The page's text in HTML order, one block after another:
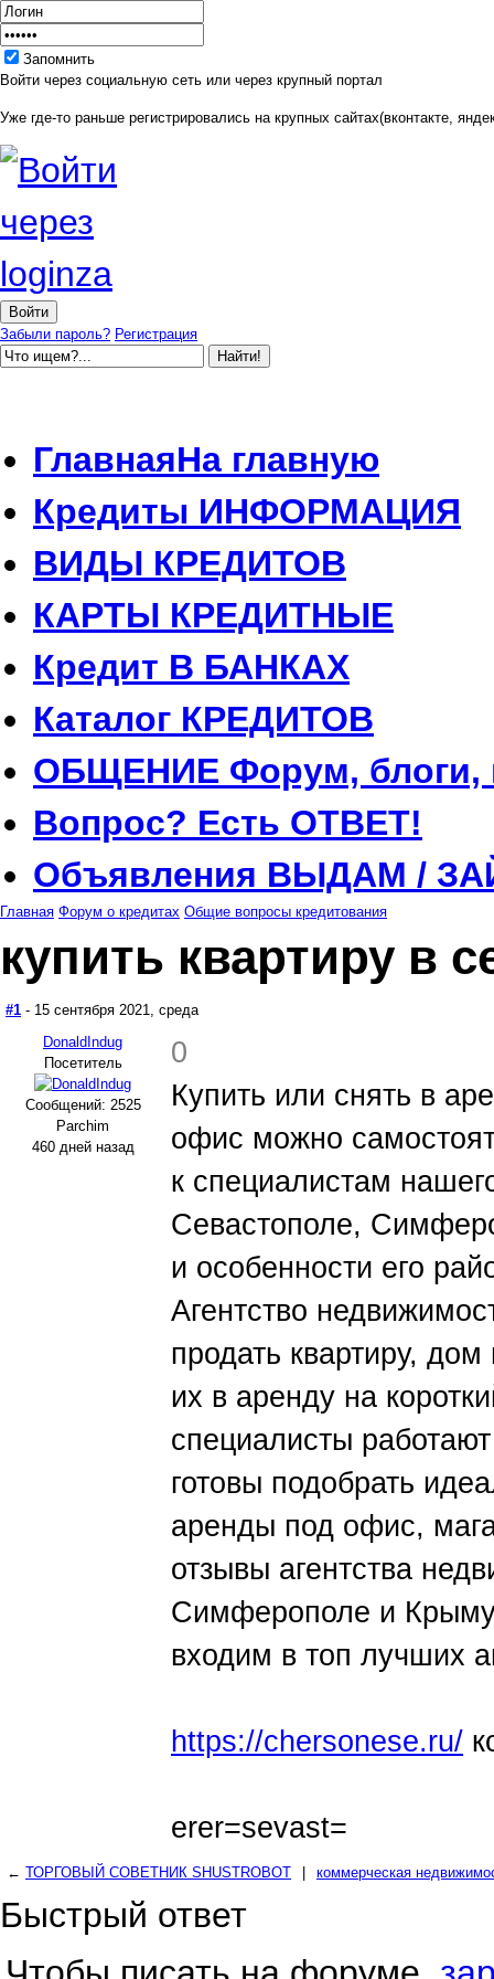
Запомнить
Войти через социальную сеть или через крупный портал
Уже где-то раньше регистрировались на крупных сайтах(вконтакте,
Забыли пароль? Регистрация
ГлавнаяНа главную
Кредиты ИНФОРМАЦИЯ
ВИДЫ КРЕДИТОВ
КАРТЫ КРЕДИТНЫЕ
Кредит В БАНКАХ
Каталог КРЕДИТОВ
ОБЩЕНИЕ Форум, блоги,
Вопрос? Есть ОТВЕТ!
Объявления ВЫДАМ /
Главная Форум о кредитах Общие вопросы кредитования
купить квартиру в
#1 - 15 сентября 2021, среда
DonaldIndug
Посетитель
Сообщений: 2525
Parchim
460 дней назад
0
Купить или снять в
офис можно
к специалистам
Севастополе,
и особенности его
Агентство
продать квартиру,
их в аренду на
специалисты
готовы подобрать
аренды под офис,
отзывы агентства
Симферополе и
входим в топ лучших
https://chersonese.ru/
erer=sevast=
← ТОРГОВЫЙ СОВЕТНИК SHUSTROBOT коммерческая
Быстрый ответ